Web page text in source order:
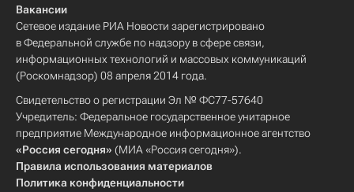
Вакансии
Сетевое издание РИА Новости зарегистрировано
в Федеральной службе по надзору в сфере связи,
информационных технологий и массовых коммуникаций
(Роскомнадзор) 08 апреля 2014 года.
Свидетельство о регистрации Эл № ФС77-57640
Учредитель: Федеральное государственное унитарное
предприятие Международное информационное агентство
«Россия сегодня» (МИА «Россия сегодня»).
Правила использования материалов
Политика конфиденциальности